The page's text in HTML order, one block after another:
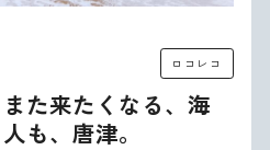
ロコレコ
た来たくなる、海
も、唐津。